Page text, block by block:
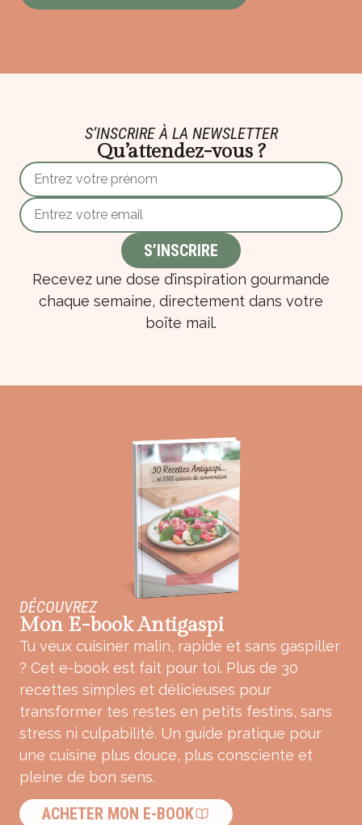
S’INSCRIRE À LA NEWSLETTER
Qu’attendez-vous ?
Recevez une dose d’inspiration gourmande
chaque semaine, directement dans votre
boîte mail.
DÉCOUVREZ
Mon E-book Antigaspi
Tu veux cuisiner malin, rapide et sans gaspiller
? Cet e-book est fait pour toi. Plus de 30
recettes simples et délicieuses pour
transformer tes restes en petits festins, sans
stress ni culpabilité. Un guide pratique pour
une cuisine plus douce, plus consciente et
pleine de bon sens.
ACHETER MON E-BOOK